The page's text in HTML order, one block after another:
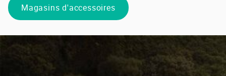
Magasins d'accessoires